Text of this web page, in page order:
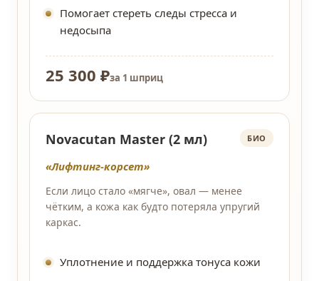
Помогает стереть следы стресса и
недосыпа
25 300 ₽за 1 шприц
Novacutan Master (2 мл) БИО
«Лифтинг-корсет»
Если лицо стало «мягче», овал — менее
чётким, а кожа как будто потеряла упругий
каркас.
Уплотнение и поддержка тонуса кожи